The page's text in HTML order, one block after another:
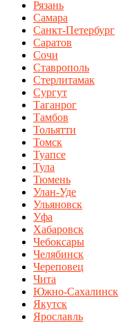
Рязань
Самара
Санкт-Петербург
Саратов
Сочи
Ставрополь
Стерлитамак
Сургут
Таганрог
Тамбов
Тольятти
Томск
Туапсе
Тула
Тюмень
Улан-Уде
Ульяновск
Уфа
Хабаровск
Чебоксары
Челябинск
Череповец
Чита
Южно-Сахалинск
Якутск
Ярославль